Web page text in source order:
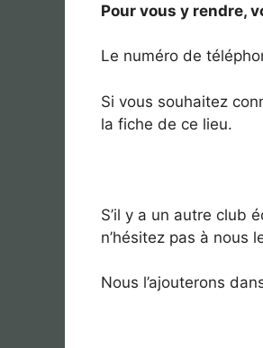
Pour vous y rendre,
Le numéro de
Si vous souhaitez
la fiche de ce lieu.
S’il y a un autre club
n’hésitez pas à nous
Nous l’ajouterons